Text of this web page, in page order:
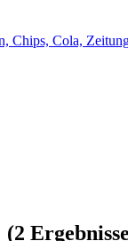
Chips, Cola,